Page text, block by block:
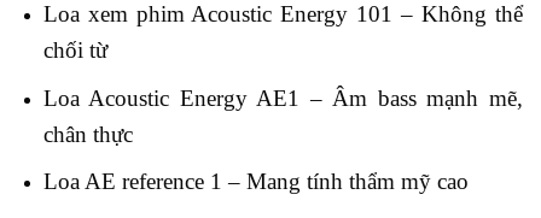
Loa xem phim Acoustic Energy 101 – Không thể
chối từ
Loa Acoustic Energy AE1 – Âm bass mạnh mẽ,
chân thực
Loa AE reference 1 – Mang tính thẩm mỹ cao